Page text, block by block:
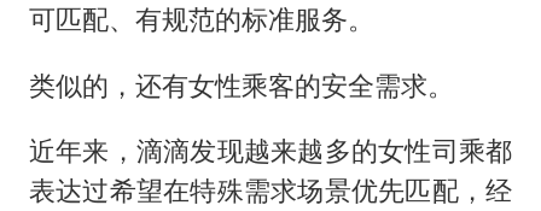
可匹配、有规范的标准服务。
类似的，还有女性乘客的安全需求。
近年来，滴滴发现越来越多的女性司乘都
表达过希望在特殊需求场景优先匹配，经